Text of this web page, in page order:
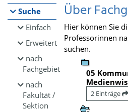
Suche
Einfach
Erweitert
nach
Fachgebiet
nach
Fakultät /
Sektion
Über
Hier können Sie
Professorinnen
suchen.
05
2 Einträge